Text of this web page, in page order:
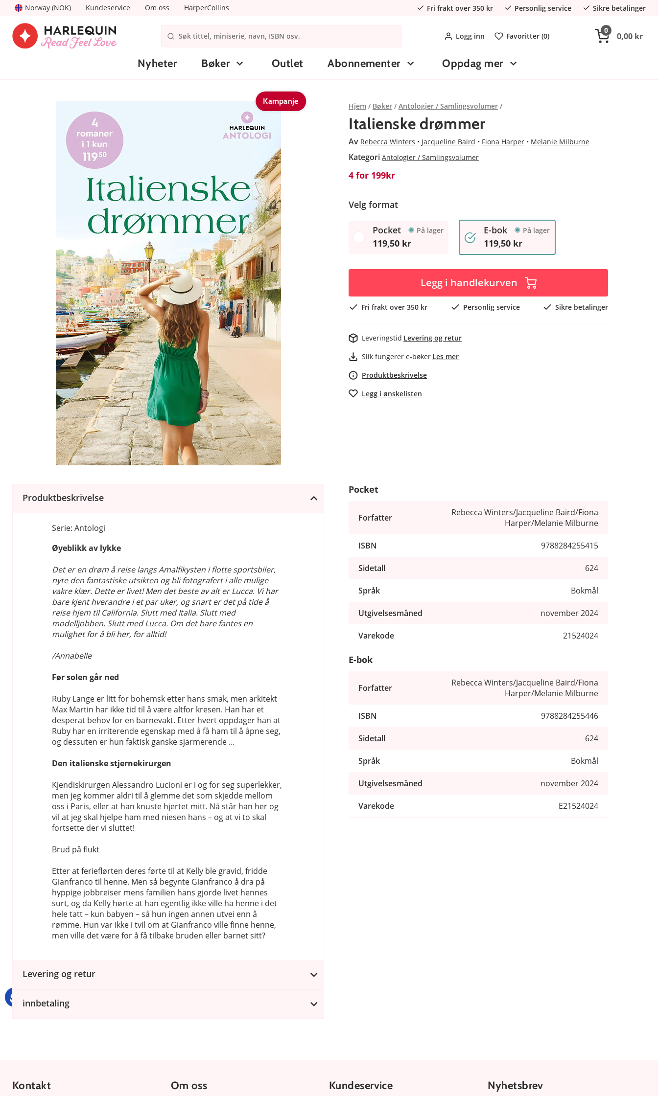
Norway (NOK) Kundeservice Om oss HarperCollins Fri frakt over 350 kr Personlig service Sikre betalinger
Logg inn Favoritter (0)
0
0,00 kr
Nyheter Bøker Outlet Abonnementer Oppdag mer
Kampanje
Hjem Bøker Antologier / Samlingsvolumer
Italienske drømmer
Av Rebecca Winters Jacqueline Baird Fiona Harper Melanie Milburne
Kategori Antologier / Samlingsvolumer
4 for 199kr
Velg format
Pocket På lager
119,50 kr
E-bok På lager
119,50 kr
Legg i handlekurven
Fri frakt over 350 kr Personlig service Sikre betalinger
Leveringstid Levering og retur
Slik fungerer e-bøker Les mer
Produktbeskrivelse
Legg i ønskelisten
Produktbeskrivelse
Serie: Antologi
Øyeblikk av lykke
Det er en drøm å reise langs Amalfikysten i flotte sportsbiler,
nyte den fantastiske utsikten og bli fotografert i alle mulige
vakre klær. Dette er livet! Men det beste av alt er Lucca. Vi har
bare kjent hverandre i et par uker, og snart er det på tide å
reise hjem til California. Slutt med Italia. Slutt med
modelljobben. Slutt med Lucca. Om det bare fantes en
mulighet for å bli her, for alltid!
/Annabelle
Før solen går ned
Ruby Lange er litt for bohemsk etter hans smak, men arkitekt
Max Martin har ikke tid til å være altfor kresen. Han har et
desperat behov for en barnevakt. Etter hvert oppdager han at
Ruby har en irriterende egenskap med å få ham til å åpne seg,
og dessuten er hun faktisk ganske sjarmerende ...
Den italienske stjernekirurgen
Kjendiskirurgen Alessandro Lucioni er i og for seg superlekker,
men jeg kommer aldri til å glemme det som skjedde mellom
oss i Paris, eller at han knuste hjertet mitt. Nå står han her og
vil at jeg skal hjelpe ham med niesen hans – og at vi to skal
fortsette der vi sluttet!
Brud på flukt
Etter at ferieflørten deres førte til at Kelly ble gravid, fridde
Gianfranco til henne. Men så begynte Gianfranco å dra på
hyppige jobbreiser mens familien hans gjorde livet hennes
surt, og da Kelly hørte at han egentlig ikke ville ha henne i det
hele tatt – kun babyen – så hun ingen annen utvei enn å
rømme. Hun var ikke i tvil om at Gianfranco ville finne henne,
men ville det være for å få tilbake bruden eller barnet sitt?
Levering og retur
innbetaling
Pocket
Forfatter
Rebecca Winters/Jacqueline Baird/Fiona
Harper/Melanie Milburne
ISBN 9788284255415
Sidetall 624
Språk Bokmål
Utgivelsesmåned november 2024
Varekode 21524024
E-bok
Forfatter
Rebecca Winters/Jacqueline Baird/Fiona
Harper/Melanie Milburne
ISBN 9788284255446
Sidetall 624
Språk Bokmål
Utgivelsesmåned november 2024
Varekode E21524024
Kontakt Om oss Kundeservice Nyhetsbrev